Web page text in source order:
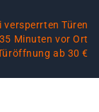
Türen
Minuten vor Ort
ab 30 €